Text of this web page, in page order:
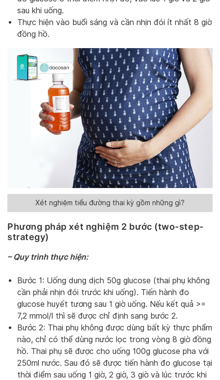
sau khi uống.
Thực hiện vào buổi sáng và cần nhịn đói ít nhất 8 giờ
đồng hồ.
Xét nghiệm tiểu đường thai kỳ gồm những gì?
Phương pháp xét nghiệm 2 bước (two-step-
strategy)
– Quy trình thực hiện:
Bước 1: Uống dung dịch 50g glucose (thai phụ không
cần phải nhịn đói trước khi uống). Tiến hành đo
glucose huyết tương sau 1 giờ uống. Nếu kết quả >=
7,2 mmol/l thì sẽ được chỉ định sang bước 2.
Bước 2: Thai phụ không được dùng bất kỳ thực phẩm
nào, chỉ có thể dùng nước lọc trong vòng 8 giờ đồng
hồ. Thai phụ sẽ được cho uống 100g glucose pha với
250ml nước. Sau đó sẽ được tiến hành đo glucose tại
thời điểm sau uống 1 giờ, 2 giờ, 3 giờ và lúc trước khi